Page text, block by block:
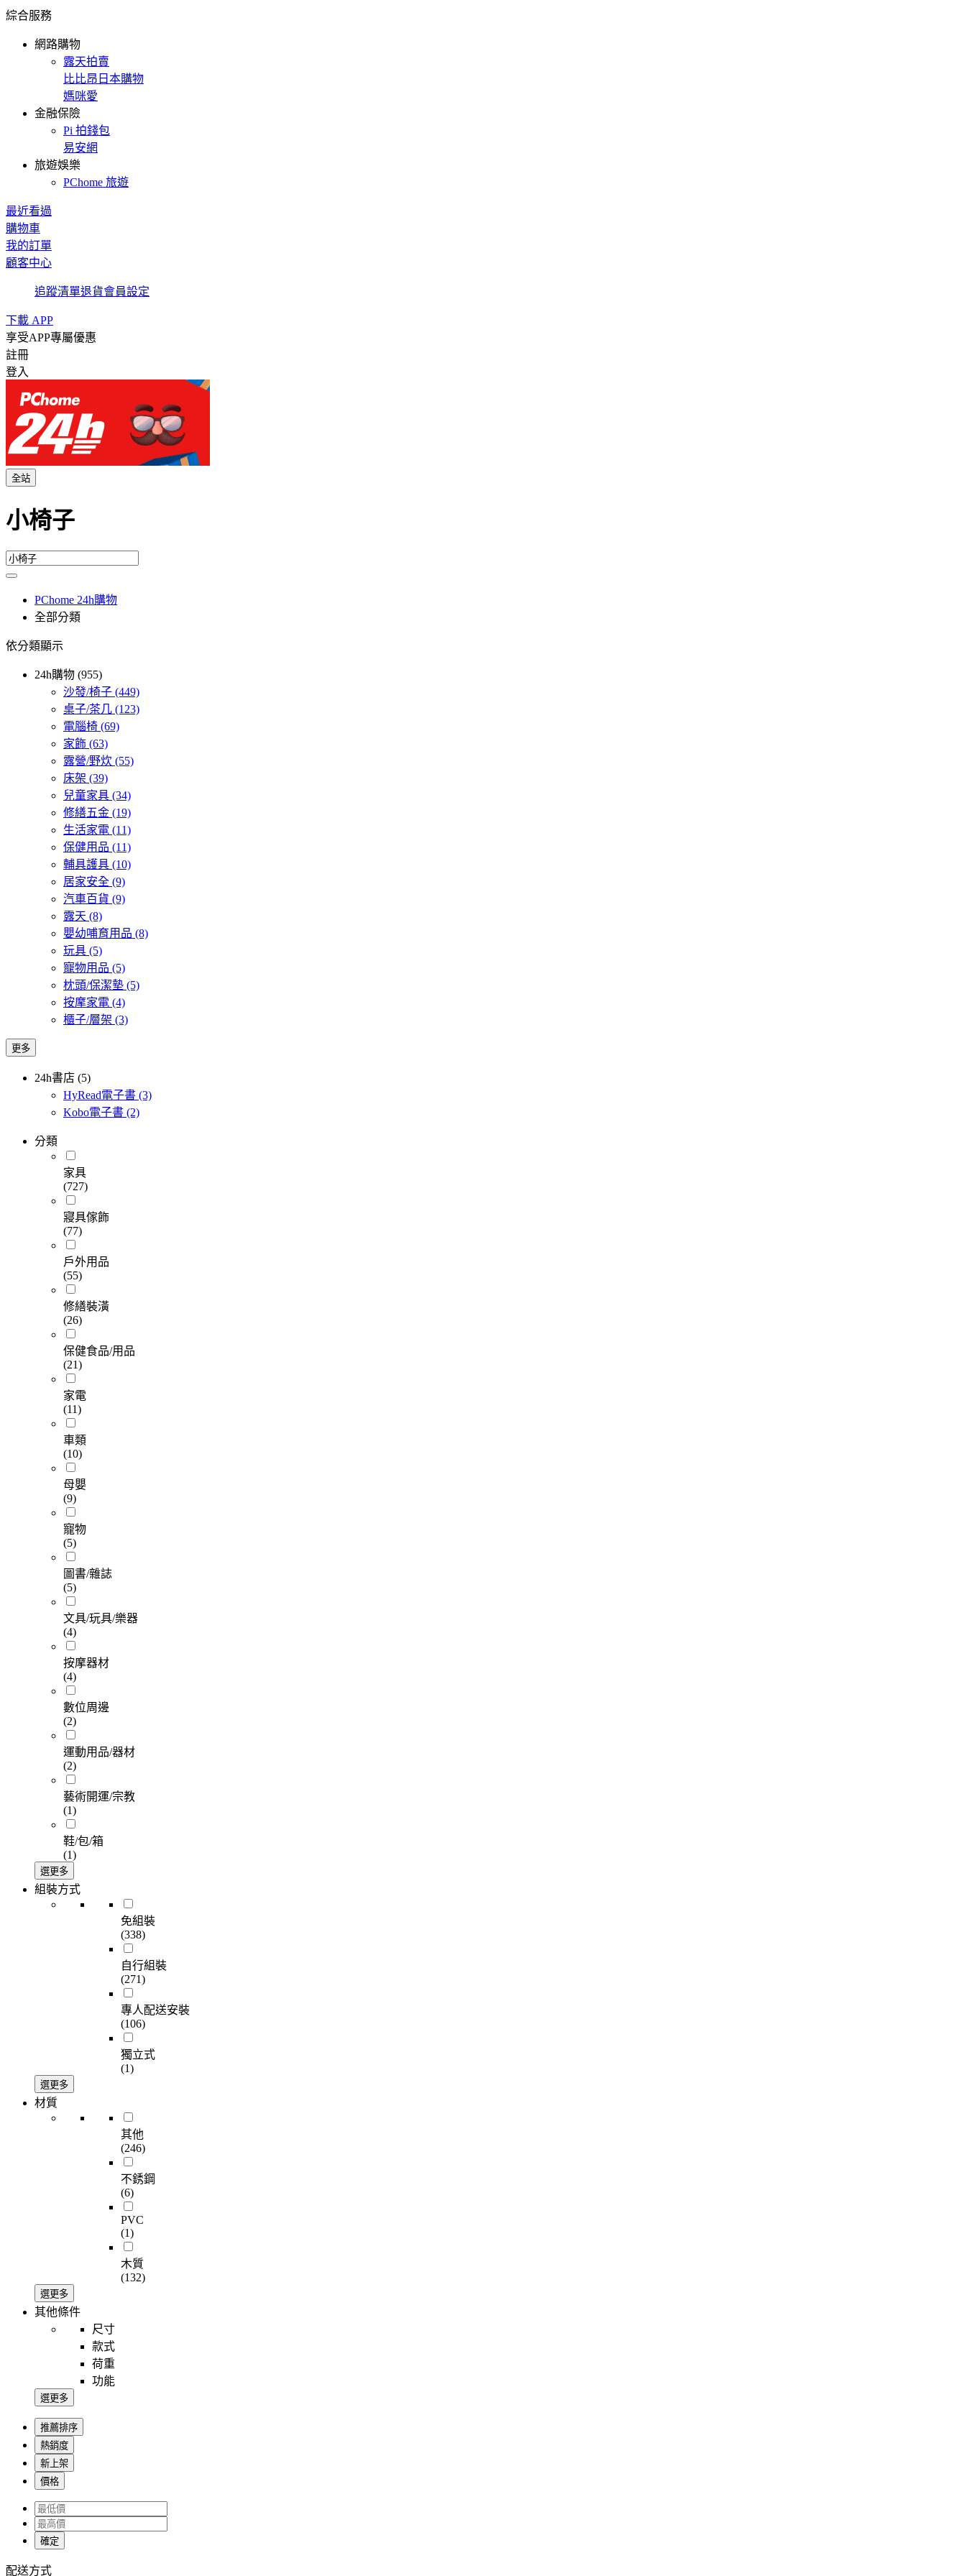
綜合服務
網路購物
露天拍賣
比比昂日本購物
媽咪愛
金融保險
Pi 拍錢包
易安網
旅遊娛樂
PChome 旅遊
最近看過
購物車
我的訂單
顧客中心
追蹤清單退貨會員設定
下載 APP
享受APP專屬優惠
註冊
登入
全站
小椅子
PChome 24h購物
全部分類
依分類顯示
24h購物 (955)
沙發/椅子 (449)
桌子/茶几 (123)
電腦椅 (69)
家飾 (63)
露營/野炊 (55)
床架 (39)
兒童家具 (34)
修繕五金 (19)
生活家電 (11)
保健用品 (11)
輔具護具 (10)
居家安全 (9)
汽車百貨 (9)
露天 (8)
嬰幼哺育用品 (8)
玩具 (5)
寵物用品 (5)
枕頭/保潔墊 (5)
按摩家電 (4)
櫃子/層架 (3)
更多
24h書店 (5)
HyRead電子書 (3)
Kobo電子書 (2)
分類
家具
(727)
寢具傢飾
(77)
戶外用品
(55)
修繕裝潢
(26)
保健食品/用品
(21)
家電
(11)
車類
(10)
母嬰
(9)
寵物
(5)
圖書/雜誌
(5)
文具/玩具/樂器
(4)
按摩器材
(4)
數位周邊
(2)
運動用品/器材
(2)
藝術開運/宗教
(1)
鞋/包/箱
(1)
選更多
組裝方式
免組裝
(338)
自行組裝
(271)
專人配送安裝
(106)
獨立式
(1)
選更多
材質
其他
(246)
不銹鋼
(6)
PVC
(1)
木質
(132)
選更多
其他條件
尺寸
款式
荷重
功能
選更多
推薦排序
熱銷度
新上架
價格
確定
配送方式